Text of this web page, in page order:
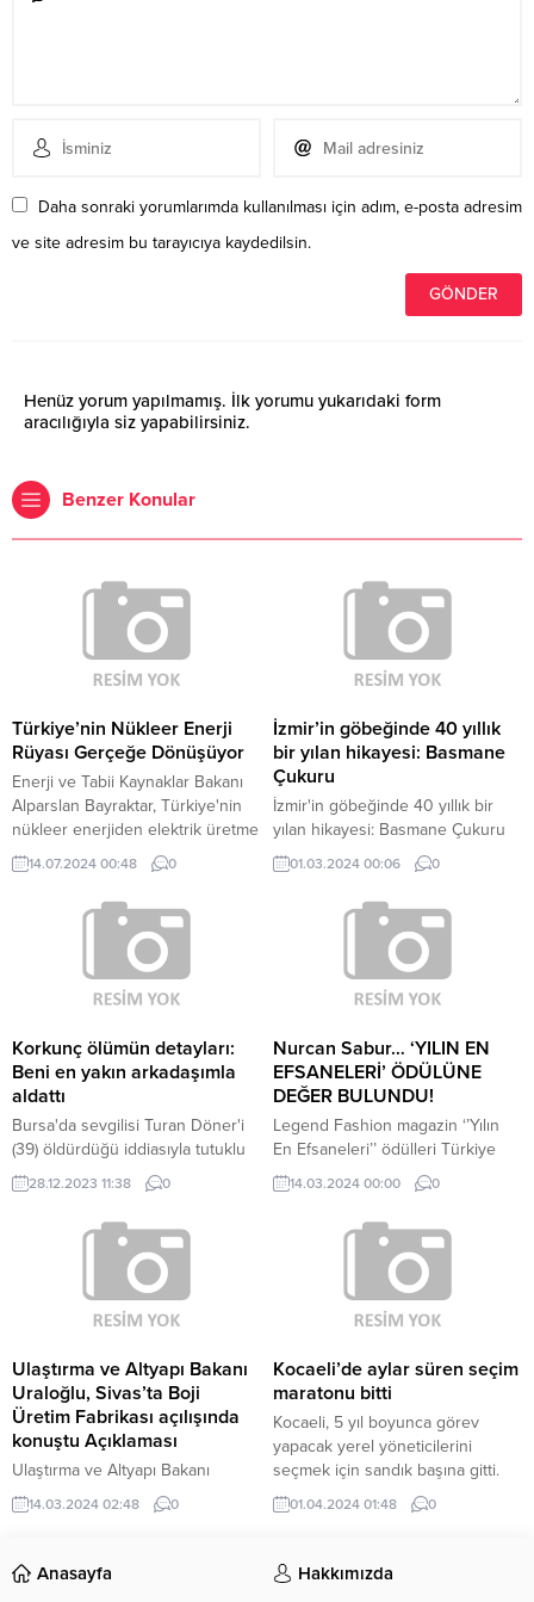
Daha sonraki yorumlarımda kullanılması için adım, e-posta adresim
ve site adresim bu tarayıcıya kaydedilsin.
Henüz yorum yapılmamış. İlk yorumu yukarıdaki form
aracılığıyla siz yapabilirsiniz.
Benzer Konular
Türkiye’nin Nükleer Enerji
Rüyası Gerçeğe Dönüşüyor
Enerji ve Tabii Kaynaklar Bakanı
Alparslan Bayraktar, Türkiye'nin
nükleer enerjiden elektrik üretme
ile ilgili 70 yıllık rüyasının gerçeğe
dönüştürüleceğini söyledi.
Bayraktar, Türkiye'nin yerli ve
yenilenebilir kaynakları kullanarak
enerji dışa bağımlılığını azaltmayı
hedeflediğini belirtti. Ayrıca,
Türkiye'nin petrol ve doğal gaz
ettiğini ve enerji verimliliği
konusunda önemli adımlar...
14.07.2024 00:48 0
İzmir’in göbeğinde 40 yıllık
bir yılan hikayesi: Basmane
Çukuru
İzmir'in göbeğinde 40 yıllık bir
yılan hikayesi: Basmane Çukuru
Kaç belediye başkanı geldi geçti,
bu arazi bir türlü çözüme
kavuşamadı Aziz Kocaoğlu:
"Kentin başında çıban başı, kara
bulut gibi" Burhan Özfatura: "İzmir
için bir utanç çukuru olarak
bugüne kadar çözüme
01.03.2024 00:06 0
Korkunç ölümün detayları:
Beni en yakın arkadaşımla
aldattı
Bursa'da sevgilisi Turan Döner'i
(39) öldürdüğü iddiasıyla tutuklu
yargılanan Kazakistan uyruklu
Irına Franzen (30), ilk duruşmada,
"Sürekli eve sarhoş gelip, bana
şiddet uyguluyordu. Ona artık bu
ilişkiye devam edemeyeceğimi ve
kendi ülkeme geri döneceğimi
söyleyip, Kazakistan'a döndüm.
aldığını ve geri dönmemi istedi.
Bir daha...
28.12.2023 11:38 0
Nurcan Sabur… ‘YILIN EN
EFSANELERİ’ ÖDÜLÜNE
DEĞER BULUNDU!
Legend Fashion magazin ‘’Yılın
En Efsaneleri’’ ödülleri Türkiye
İstanbulda The Green Park
Otel’de sahiplerini buldu.
www.magazinkolik,com kurucu ve
Genel Yayın Yönetmeni Nurcan
Sabur 'Yılın En İyi Gazetecisi'
ödülüne değer bulundu.
14.03.2024 00:00 0
Ulaştırma ve Altyapı Bakanı
Uraloğlu, Sivas’ta Boji
Üretim Fabrikası açılışında
konuştu Açıklaması
Ulaştırma ve Altyapı Bakanı
Abdulkadir Uraloğlu, "Görüyoruz
ki bazı belediye başkanları, yerine
örtmek için oraya buraya
saldırıyorlar.
14.03.2024 02:48 0
Kocaeli’de aylar süren seçim
maratonu bitti
Kocaeli, 5 yıl boyunca görev
yapacak yerel yöneticilerini
seçmek için sandık başına gitti.
01.04.2024 01:48 0
Anasayfa Hakkımızda